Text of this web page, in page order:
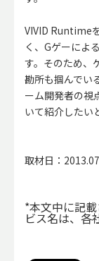
VIVID Runtime
く、Gゲーによ
す。そのため、
勘所も掴んでい
ーム開発者の視
いて紹介したい
取材日：
*本文中に記
ビス名は、各